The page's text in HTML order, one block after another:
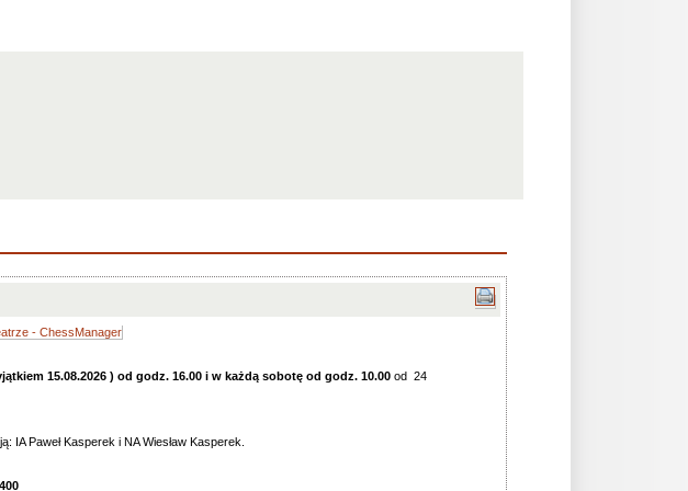
- ChessManager
15.08.2026 ) od godz. 16.00 i w każdą sobotę od godz. 10.00 od 24
IA Paweł Kasperek i NA Wiesław Kasperek.